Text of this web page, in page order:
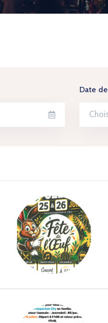
Date